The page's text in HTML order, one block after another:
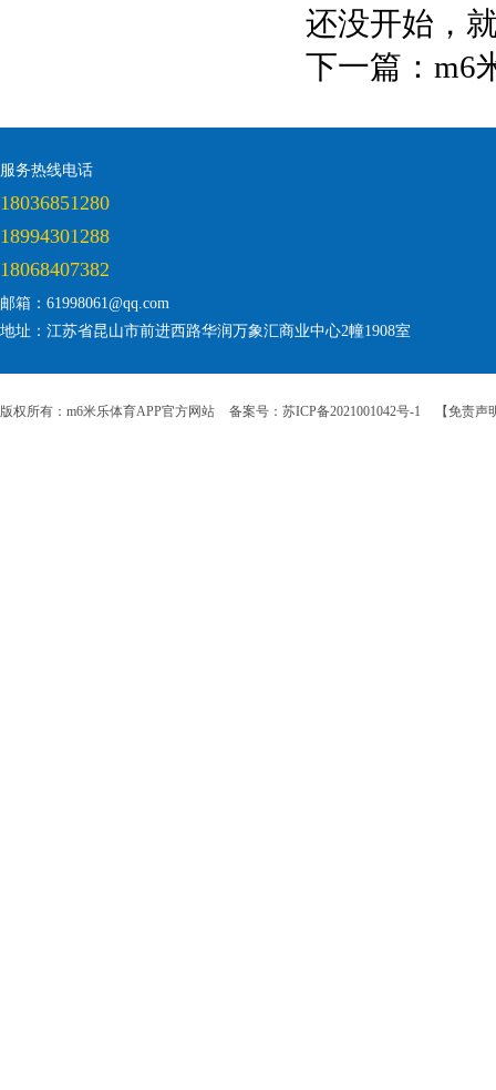
还没开始，
下一篇： m6
服务热线电话
18036851280
18994301288
18068407382
邮箱：61998061@qq.com
地址：江苏省昆山市前进西路华润万象汇商业中心2幢1908室
版权所有：m6米乐体育APP官方网站 备案号：苏ICP备2021001042号-1 【免责声